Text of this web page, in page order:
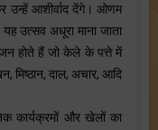
उन्हें आशीर्वाद देंगे। ओणम
उत्सव अधूरा माना जाता
होते हैं जो केले के पत्ते में
दाल, अचार, आदि
कार्यक्रमों और खेलों का